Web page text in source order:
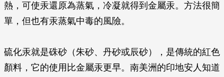
熱，可使汞還原為蒸氣，冷凝就得到金屬汞。方法很簡
單，但也有汞蒸氣中毒的風險。
硫化汞就是硃砂（朱砂、丹砂或辰砂），是傳統的紅色
顏料，它的使用比金屬汞更早。南美洲的印地安人知道